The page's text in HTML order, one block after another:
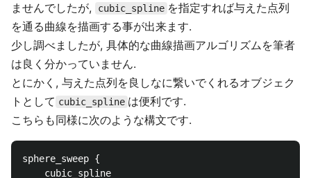
ませんでしたが,
cubic_spline を指定すれば与えた点列
を通る曲線を描画する事が出来ます.
少し調べましたが, 具体的な曲線描画アルゴリズムを筆者
は良く分かっていません.
とにかく, 与えた点列を良しなに繋いでくれるオブジェク
トとして cubic_spline は便利です.
こちらも同様に次のような構文です.
sphere_sweep {